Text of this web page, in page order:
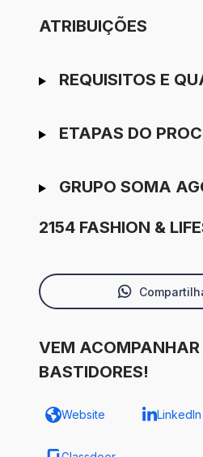
ATRIBUIÇÕES
REQUISITOS E
ETAPAS DO
GRUPO SOMA
2154 FASHION &
VEM ACOMPANHAR
BASTIDORES!
Website LinkedIn